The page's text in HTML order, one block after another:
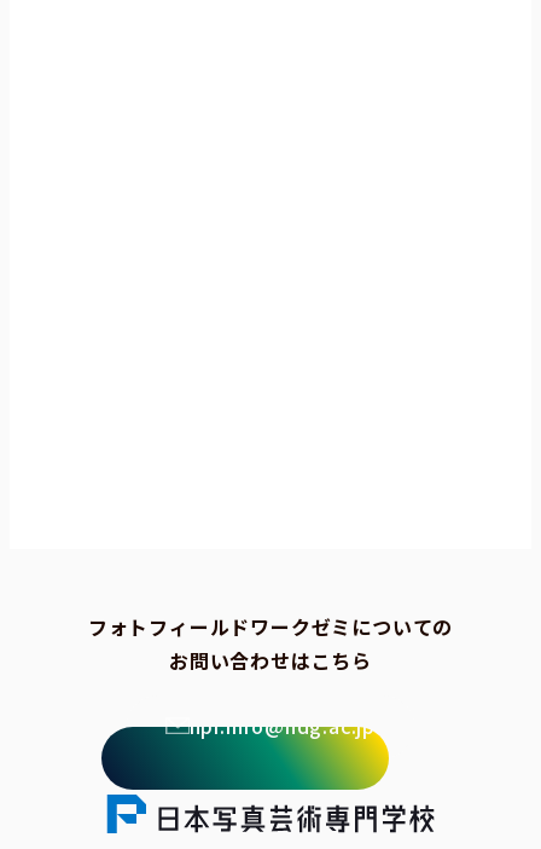
フォトフィールドワークゼミについての
お問い合わせはこちら
npi.info@ndg.ac.jp